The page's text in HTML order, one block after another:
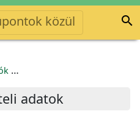
közül 
adatok